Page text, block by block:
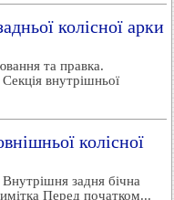
колісної арки
та правка.
внутрішньої
колісної
задня бічна
Перед початком...